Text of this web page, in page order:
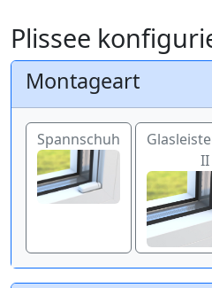
Plissee
Montageart
Spannschuh
II